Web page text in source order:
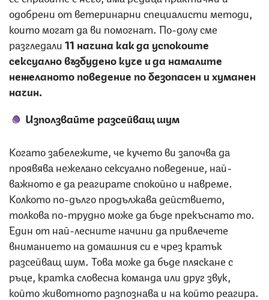
одобрени от ветеринарни специалисти методи,
които могат да ви помогнат. По-долу сме
разгледали11 начина как да успокоите
сексуално възбудено куче и да намалите
нежеланото поведение по безопасен и хуманен
начин.
Използвайте разсейващ шум
Когато забележите, че кучето ви започва да
проявява нежелано сексуално поведение, най-
важното е да реагирате спокойно и навреме.
Колкото по-дълго продължава действието,
толкова по-трудно може да бъде прекъснато то.
Един от най-лесните начини да привлечете
вниманието на домашния си е чрез кратък
разсейващ шум. Това може да бъде пляскане с
ръце, кратка словесна команда или друг звук,
който животното разпознава и на който реагира.